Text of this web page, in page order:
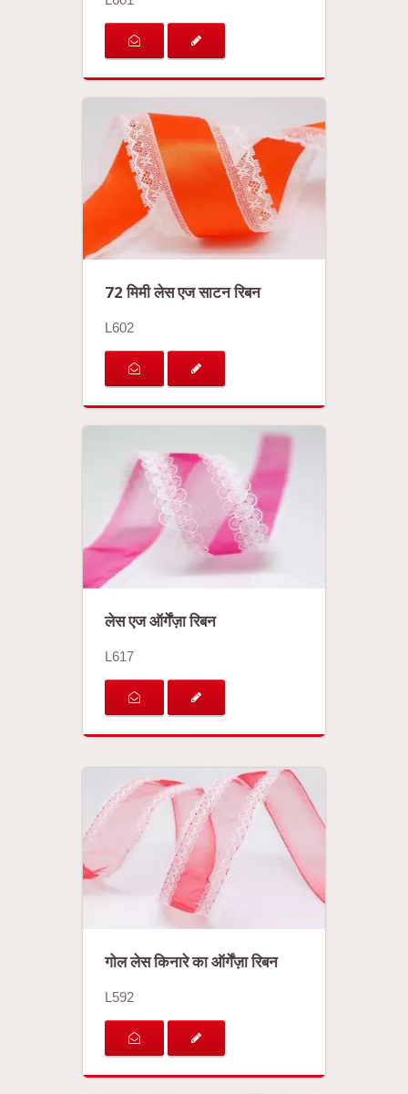
72 मिमी लेस एज साटन रिबन
L602
लेस एज ऑर्गेंज़ा रिबन
L617
गोल लेस किनारे का ऑर्गेंज़ा रिबन
L592